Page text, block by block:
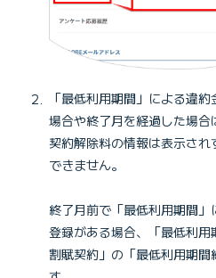
「最低利用期間」による違
場合や終了月を経過した場
契約解除料の情報は表示さ
できません。
終了月前で「最低利用期間
登録がある場合、「最低利用
割賦契約」の「最低利用期